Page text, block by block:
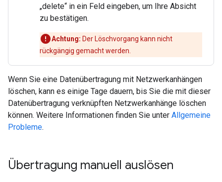
„delete“ in ein Feld eingeben, um Ihre Absicht
zu bestätigen.
Achtung: Der Löschvorgang kann nicht
rückgängig gemacht werden.
Wenn Sie eine Datenübertragung mit Netzwerkanhängen
löschen, kann es einige Tage dauern, bis Sie die mit dieser
Datenübertragung verknüpften Netzwerkanhänge löschen
können. Weitere Informationen finden Sie unter Allgemeine
Probleme.
Übertragung manuell auslösen